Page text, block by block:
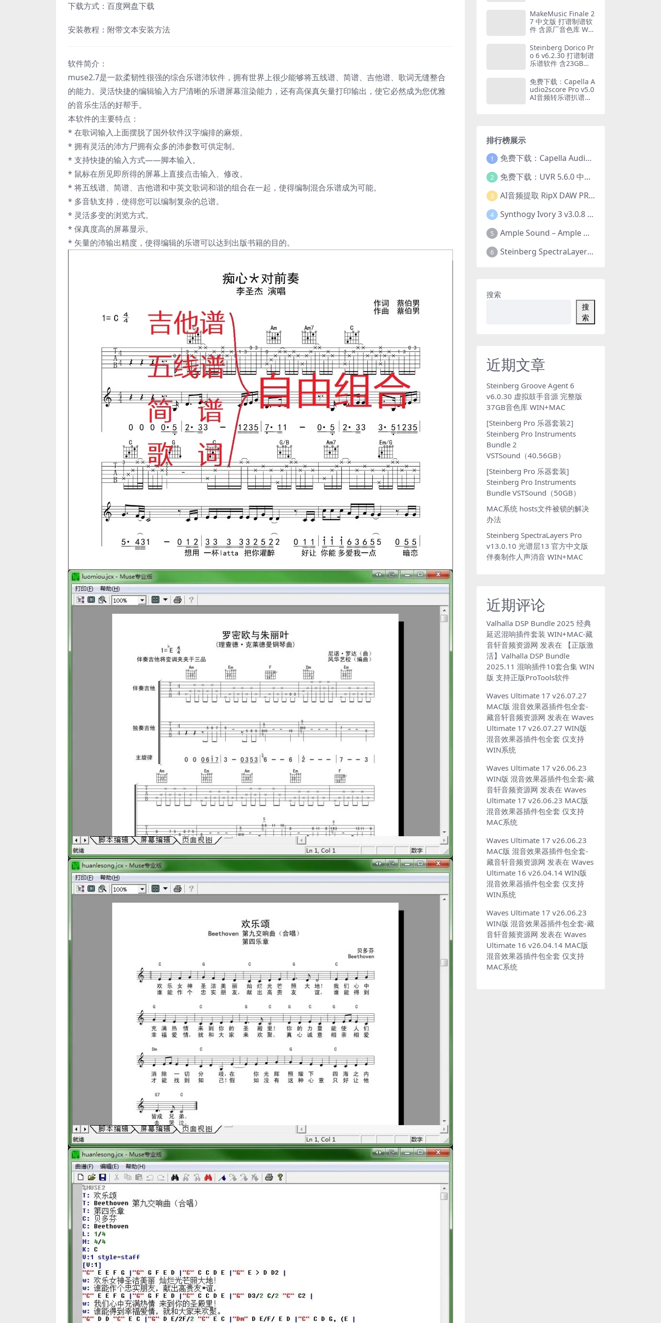
下载方式：百度网盘下载
安装教程：附带文本安装方法
软件简介：
muse2.7是一款柔韧性很强的综合乐谱沛软件，拥有世界上很少能够将五线谱、简谱、吉他谱、歌词无缝整合
的能力。灵活快捷的编辑输入方尸清晰的乐谱屏幕渲染能力，还有高保真矢量打印输出，使它必然成为您优雅
的音乐生活的好帮手。
本软件的主要特点：
* 在歌词输入上面摆脱了国外软件汉字编排的麻烦。
* 拥有灵活的沛方尸拥有众多的沛参数可供定制。
* 支持快捷的输入方式——脚本输入。
* 鼠标在所见即所得的屏幕上直接点击输入、修改。
* 将五线谱、简谱、吉他谱和中英文歌词和谐的组合在一起，使得编制混合乐谱成为可能。
* 多音轨支持，使得您可以编制复杂的总谱。
* 灵活多变的浏览方式。
* 保真度高的屏幕显示。
* 矢量的沛输出精度，使得编辑的乐谱可以达到出版书籍的目的。
MakeMusic Finale 2
7 中文版 打谱制谱软
件 含原厂音色库 WI
Steinberg Dorico Pr
o 6 v6.2.30 打谱制谱
乐谱软件 含23GB原
MAC
免费下载：Capella A
udio2score Pro v5.0
AI音频转乐谱扒谱软
排行榜展示
1 免费下载：Capella Audio2score Pro v5.0 AI音频转乐谱扒谱软件 WIN+MAC
2 免费下载：UVR 5.6.0 中文版 最强AI人声伴奏分离工具+22GB完整扩展模型包 Ultimate Vocal Remover v5.6.0
3 AI音频提取 RipX DAW PRO 7.1.1 WIN 中文汉化版 人声乐器提取分离伴奏制作 仅支持WIN系统
4 Synthogy Ivory 3 v3.0.8 WIN版 极品象牙钢琴3 音源插件 含音色库扩展 仅支持WIN系统
5 Ample Sound – Ample Guitar & Bass v4.0.1版 吉他贝司 全新四代 全套26把 支持WIN+MAC
6 Steinberg SpectraLayers Pro v12.0.40 光谱层12 官方中文版 人声乐器提取软件 WIN+MAC
搜索
搜
索
近期文章
Steinberg Groove Agent 6
v6.0.30 虚拟鼓手音源 完整版
37GB音色库 WIN+MAC
[Steinberg Pro 乐器套装2]
Steinberg Pro Instruments
Bundle 2
VSTSound（40.56GB）
[Steinberg Pro 乐器套装]
Steinberg Pro Instruments
Bundle VSTSound（50GB）
MAC系统 hosts文件被锁的解决
办法
Steinberg SpectraLayers Pro
v13.0.10 光谱层13 官方中文版
伴奏制作人声消音 WIN+MAC
近期评论
Valhalla DSP Bundle 2025 经典
延迟混响插件套装 WIN+MAC-藏
音轩音频资源网 发表在
【正版激
活】Valhalla DSP Bundle
2025.11 混响插件10套合集 WIN
版 支持正版ProTools软件
Waves Ultimate 17 v26.07.27
MAC版 混音效果器插件包全套-
藏音轩音频资源网 发表在 Waves
Ultimate 17 v26.07.27 WIN版
混音效果器插件包全套 仅支持
WIN系统
Waves Ultimate 17 v26.06.23
WIN版 混音效果器插件包全套-藏
音轩音频资源网 发表在 Waves
Ultimate 17 v26.06.23 MAC版
混音效果器插件包全套 仅支持
MAC系统
Waves Ultimate 17 v26.06.23
MAC版 混音效果器插件包全套-
藏音轩音频资源网 发表在 Waves
Ultimate 16 v26.04.14 WIN版
混音效果器插件包全套 仅支持
WIN系统
Waves Ultimate 17 v26.06.23
WIN版 混音效果器插件包全套-藏
音轩音频资源网 发表在 Waves
Ultimate 16 v26.04.14 MAC版
混音效果器插件包全套 仅支持
MAC系统